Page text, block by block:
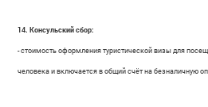
14. Консульский сбор:
- стоимость оформления туристической визы для
человека и включается в общий счёт на безналичную